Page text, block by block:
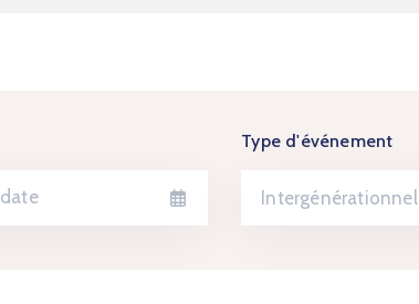
Type d'événement
Intergénérationnel